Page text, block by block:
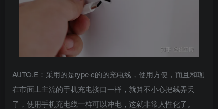
AUTO.E：采用的是type-c的的充电线，使用方便，而且和现
在市面上主流的手机充电接口一样，就算不小心把线弄丢
了，使用手机充电线一样可以冲电，这就非常人性化了。